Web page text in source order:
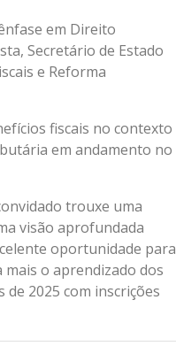
em Direito
Secretário de Estado
e Reforma
fiscais no contexto
em andamento no
trouxe uma
visão aprofundada
oportunidade para
o aprendizado dos
de 2025 com inscrições